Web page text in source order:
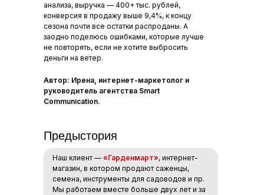
анализа, выручка — 400+ тыс. рублей,
конверсия в продажу выше 9,4%, к концу
сезона почти все остатки распроданы. А
заодно поделюсь ошибками, которые лучше
не повторять, если не хотите выбросить
деньги на ветер.
Автор: Ирена, интернет-маркетолог и
руководитель агентства Smart
Communication.
Предыстория
Наш клиент — «Гарденмарт», интернет-
магазин, в котором продают саженцы,
семена, инструменты для садоводов и пр.
Мы работаем вместе больше двух лет и за